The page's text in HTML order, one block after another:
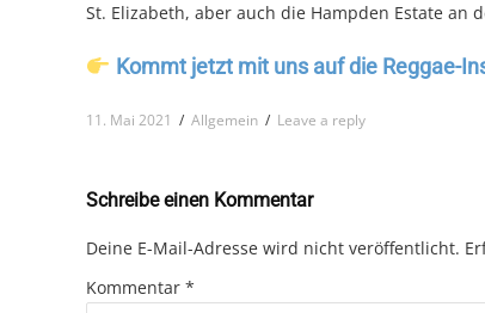
St. Elizabeth, aber auch die Hampden Estate an
Kommt jetzt mit uns auf die Reggae-
11. Mai 2021 / Allgemein / Leave a reply
Schreibe einen Kommentar
Deine E-Mail-Adresse wird nicht veröffentlicht.
Kommentar *